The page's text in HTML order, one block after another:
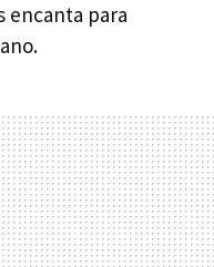
encanta para